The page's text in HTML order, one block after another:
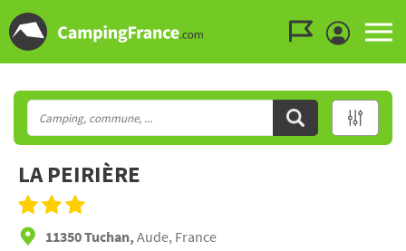
LA PEIRIÈRE
11350 Tuchan, Aude, France